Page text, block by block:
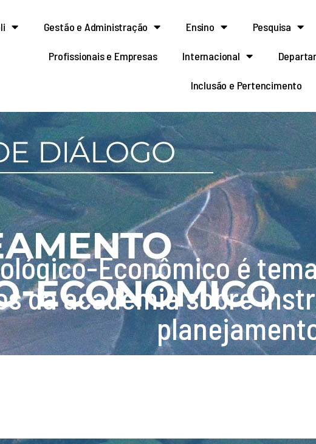
Gestão e Administração Ensino Pesquisa
Profissionais e Empresas Internacional
Inclusão e Pertencimento
Econômico é
da academia sobre